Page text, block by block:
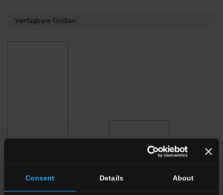
Consent Details About
Verfügbare Größen
120x278 . 48"x109 1/2"